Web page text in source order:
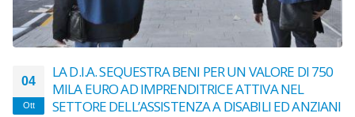
04
Ott
LA D.I.A. SEQUESTRA BENI PER UN VALORE DI 750
MILA EURO AD IMPRENDITRICE ATTIVA NEL
SETTORE DELL’ASSISTENZA A DISABILI ED ANZIANI